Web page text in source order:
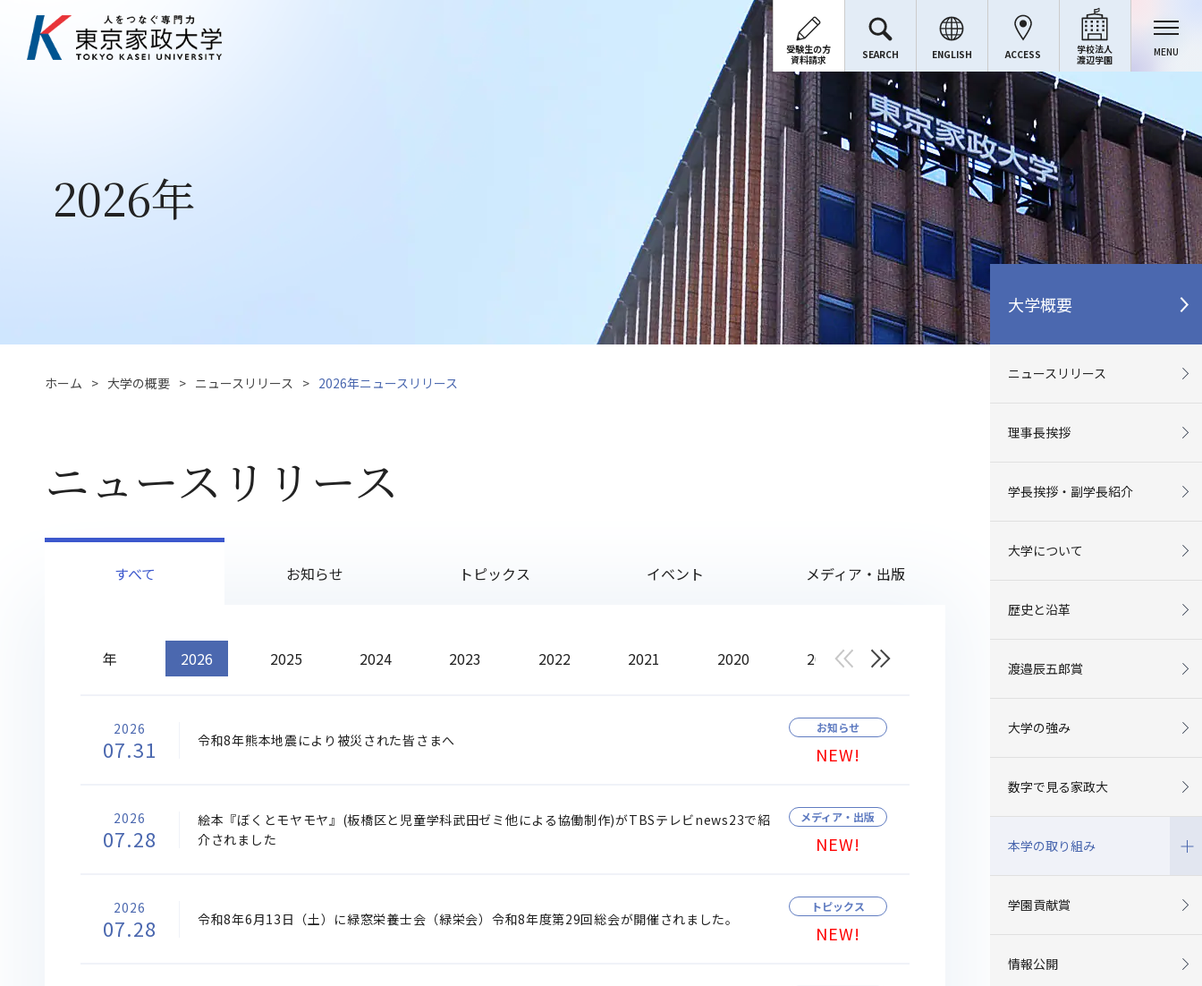
受験生の方
資料請求
SEARCH ENGLISH ACCESS
学校法人
渡辺学園
MENU
2026年
ホーム 大学の概要 ニュースリリース 2026年ニュースリリース
ニュースリリース
すべて お知らせ トピックス イベント メディア・出版
年 2026 2025 2024 2023 2022 2021 2020 2019 2017
2026
07.31 令和8年熊本地震により被災された皆さまへ
お知らせ
NEW!
2026
07.28
絵本『ぼくとモヤモヤ』(板橋区と児童学科武田ゼミ他による協働制作)がTBSテレビnews23で紹
介されました
メディア・出版
NEW!
2026
07.28 令和8年6月13日（土）に緑窓栄養士会（緑栄会）令和8年度第29回総会が開催されました。
トピックス
NEW!
大学概要
ニュースリリース
理事長挨拶
学長挨拶・副学長紹介
大学について
歴史と沿革
渡邉辰五郎賞
大学の強み
数字で見る家政大
本学の取り組み
学園貢献賞
情報公開